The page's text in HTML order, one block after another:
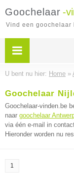
Goochelaar -
Vind een goochelaar
U bent nu hier: Home »
Goochelaar
Goochelaar-vinden.be
naar goochelaar
via één e-mail in
Hieronder worden nu
1